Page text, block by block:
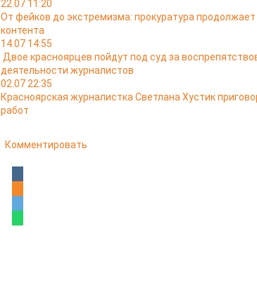
22.07 11:20
От фейков до экстремизма: прокуратура
контента
14.07 14:55
Двое красноярцев пойдут под суд за
деятельности журналистов
02.07 22:35
Красноярская журналистка Светлана Хустик
работ
Комментировать